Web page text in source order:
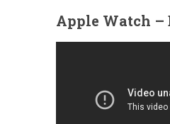
Apple Watch –